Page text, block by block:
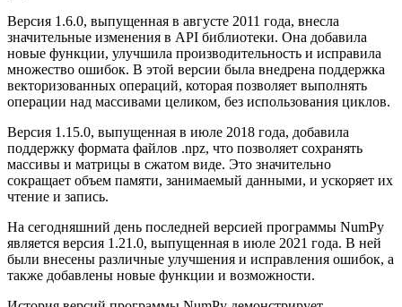
Версия 1.6.0, выпущенная в августе 2011 года, внесла
значительные изменения в API библиотеки. Она добавила
новые функции, улучшила производительность и исправила
множество ошибок. В этой версии была внедрена поддержка
векторизованных операций, которая позволяет выполнять
операции над массивами целиком, без использования циклов.
Версия 1.15.0, выпущенная в июле 2018 года, добавила
поддержку формата файлов .npz, что позволяет сохранять
массивы и матрицы в сжатом виде. Это значительно
сокращает объем памяти, занимаемый данными, и ускоряет их
чтение и запись.
На сегодняшний день последней версией программы NumPy
является версия 1.21.0, выпущенная в июле 2021 года. В ней
были внесены различные улучшения и исправления ошибок, а
также добавлены новые функции и возможности.